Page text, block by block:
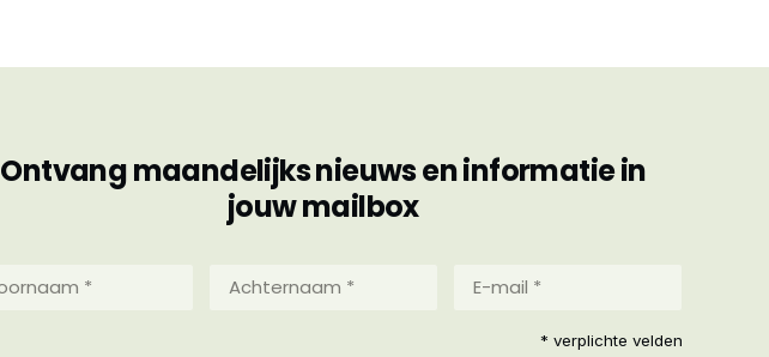
Ontvang maandelijks nieuws en informatie in
jouw mailbox
Achternaam
mail
* verplichte velden